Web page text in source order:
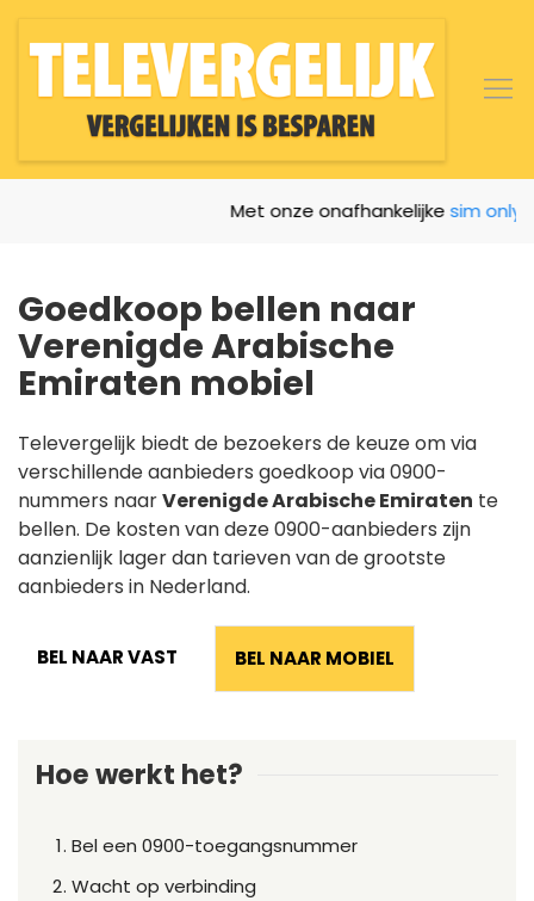
Met onze onafhankelijkesim only
Goedkoop bellen naar
Verenigde Arabische
Emiraten mobiel
Televergelijk biedt de bezoekers de keuze om via
verschillende aanbieders goedkoop via 0900-
nummers naarVerenigde Arabische Emiraten te
bellen. De kosten van deze 0900-aanbieders zijn
aanzienlijk lager dan tarieven van de grootste
aanbieders in Nederland.
BEL NAAR VAST BEL NAAR MOBIEL
Hoe werkt het?
Bel een 0900-toegangsnummer
Wacht op verbinding